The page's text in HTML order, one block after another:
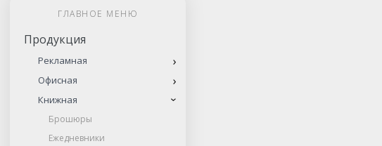
ГЛАВНОЕ МЕНЮ
Продукция
Рекламная
Офисная
Книжная
Брошюры
Ежедневники